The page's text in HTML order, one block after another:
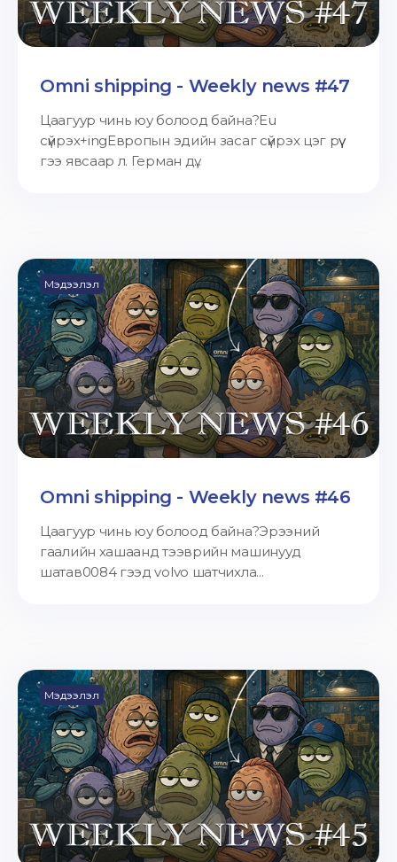
Omni shipping - Weekly news #47
Цаагуур чинь юу болоод байна?Eu
сүйрэх+ingЕвропын эдийн засаг сүйрэх цэг рүү
гээ явсаар л. Герман дү...
Мэдээлэл
Omni shipping - Weekly news #46
Цаагуур чинь юу болоод байна?Эрээний
гаалийн хашаанд тээврийн машинууд
шатав0084 гээд volvo шатчихла...
Мэдээлэл